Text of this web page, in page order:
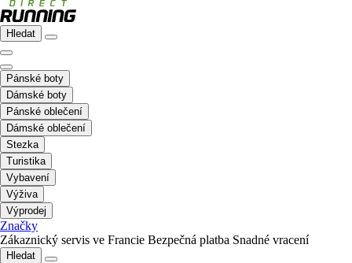
Hledat
Pánské boty
Dámské boty
Pánské oblečení
Dámské oblečení
Stezka
Turistika
Vybavení
Výživa
Výprodej
Značky
Zákaznický servis ve Francie Bezpečná platba Snadné vracení
Hledat